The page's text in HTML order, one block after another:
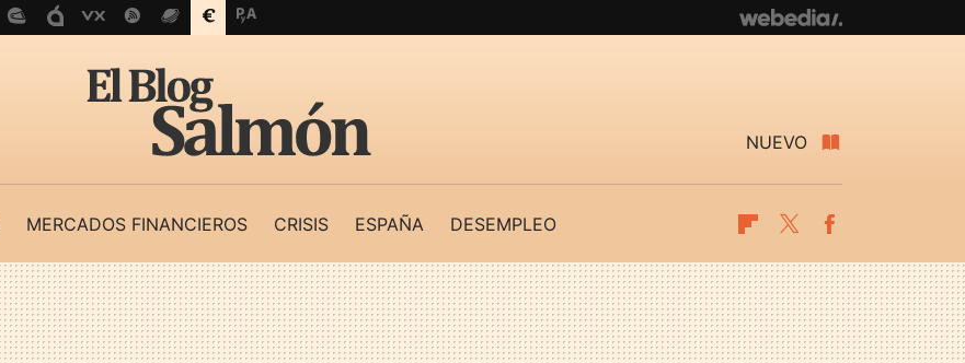
NUEVO
MERCADOS FINANCIEROS CRISIS ESPAÑA DESEMPLEO Flipboard
Twitter